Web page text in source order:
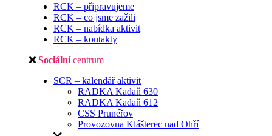
RCK – připravujeme
RCK – co jsme zažili
RCK – nabídka aktivit
RCK – kontakty
Sociální centrum
SCR – kalendář aktivit
RADKA Kadaň 630
RADKA Kadaň 612
CSS Prunéřov
Provozovna Klášterec nad Ohří